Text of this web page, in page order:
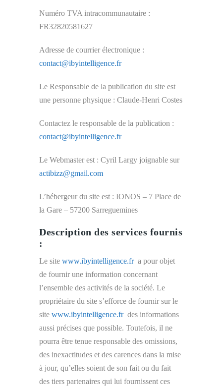
Numéro TVA intracommunautaire :
FR32820581627
Adresse de courrier électronique :
contact@ibyintelligence.fr
Le Responsable de la publication du site est
une personne physique : Claude-Henri Costes
Contactez le responsable de la publication :
contact@ibyintelligence.fr
Le Webmaster est : Cyril Largy joignable sur
actibizz@gmail.com
L’hébergeur du site est : IONOS – 7 Place de
la Gare – 57200 Sarreguemines
Description des services fournis
:
Le site www.ibyintelligence.fra pour objet
de fournir une information concernant
l’ensemble des activités de la société. Le
propriétaire du site s’efforce de fournir sur le
site www.ibyintelligence.frdes informations
aussi précises que possible. Toutefois, il ne
pourra être tenue responsable des omissions,
des inexactitudes et des carences dans la mise
à jour, qu’elles soient de son fait ou du fait
des tiers partenaires qui lui fournissent ces